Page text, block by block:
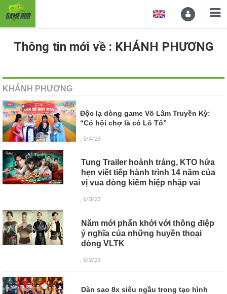
Thông tin mới về : KHÁNH PHƯƠNG
KHÁNH PHƯƠNG
Độc lạ dòng game Võ Lâm Truyền Kỳ:
“Có hội chợ là có Lô Tô”
, 5/4/23
Tung Trailer hoành tráng, KTO hứa
hẹn viết tiếp hành trình 14 năm của
vị vua dòng kiếm hiệp nhập vai
, 6/3/23
Năm mới phấn khởi với thông điệp
ý nghĩa của những huyền thoại
dòng VLTK
, 6/2/23
Dàn sao 8x siêu ngầu trong tạo hình